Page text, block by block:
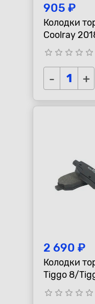
905 ₽
Колодки
Coolray
star_border star_border star_border star_border star_border
- +
2 690 ₽
Колодки
Tiggo 8/
передние
star_border star_border star_border star_border star_border